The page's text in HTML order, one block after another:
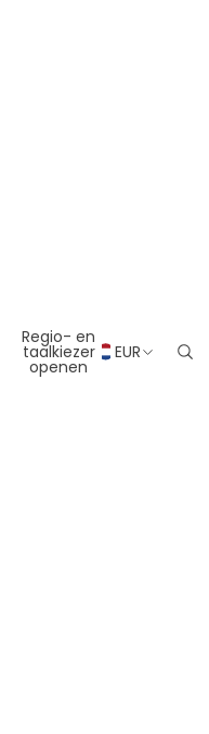
Regio- en
taalkiezer
openen
EUR